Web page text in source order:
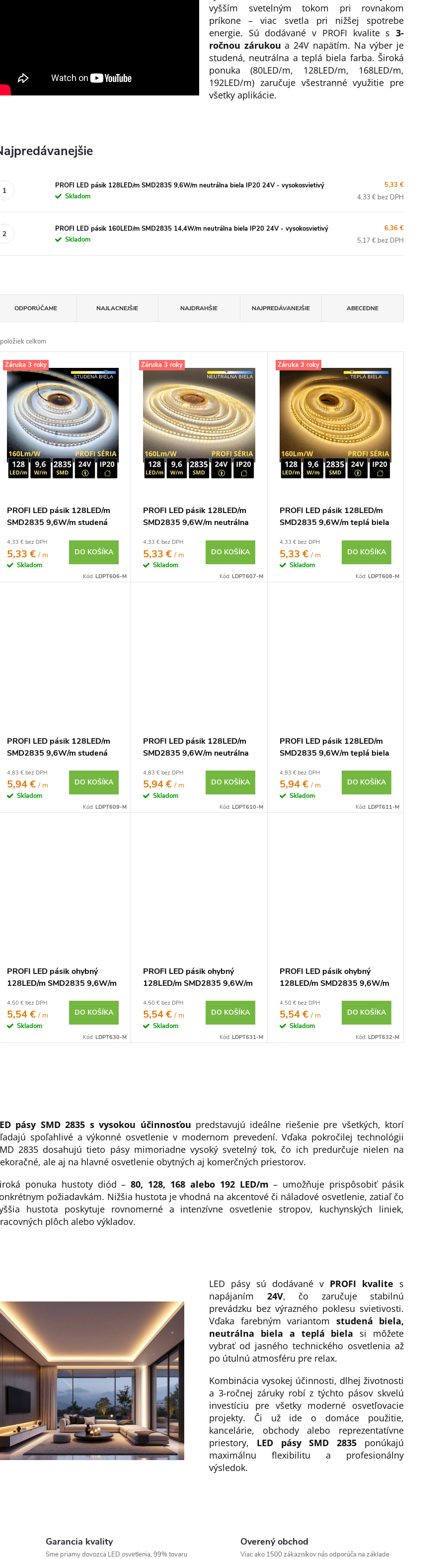
vyšším svetelným tokom pri rovnakom
príkone – viac svetla pri nižšej spotrebe
energie. Sú dodávané v PROFI kvalite s 3-
ročnou zárukou a 24V napätím. Na výber je
studená, neutrálna a teplá biela farba. Široká
ponuka (80LED/m, 128LED/m, 168LED/m,
192LED/m) zaručuje všestranné využitie pre
všetky aplikácie.
PROFI LED pásik 128LED/m SMD2835 9,6W/m neutrálna biela IP20 24V - vysokosvietivý
Skladom
5,33 €
4,33 € bez DPH
PROFI LED pásik 160LED/m SMD2835 14,4W/m neutrálna biela IP20 24V - vysokosvietivý
Skladom
6,36 €
5,17 € bez DPH
ODPORÚČAME NAJLACNEJŠIE NAJDRAHŠIE NAJPREDÁVANEJŠIE ABECEDNE
položiek celkom
Záruka 3 roky
PROFI LED pásik 128LED/m
SMD2835 9,6W/m studená
vysokosvietivý
4,33 € bez DPH
5,33 €/ m
Skladom
DO KOŠÍKA
Kód:LDPT606-M
Záruka 3 roky
PROFI LED pásik 128LED/m
SMD2835 9,6W/m neutrálna
vysokosvietivý
4,33 € bez DPH
5,33 €/ m
Skladom
DO KOŠÍKA
Kód: LDPT607-M
Záruka 3 roky
PROFI LED pásik 128LED/m
SMD2835 9,6W/m teplá biela
4,33 € bez DPH
5,33 €/ m
Skladom
DO KOŠÍKA
Kód: LDPT608-M
PROFI LED pásik 128LED/m
SMD2835 9,6W/m studená
vysokosvietivý
4,83 € bez DPH
5,94 €/ m
Skladom
DO KOŠÍKA
Kód:LDPT609-M
PROFI LED pásik 128LED/m
SMD2835 9,6W/m neutrálna
vysokosvietivý
4,83 € bez DPH
5,94 €/ m
Skladom
DO KOŠÍKA
Kód: LDPT610-M
PROFI LED pásik 128LED/m
SMD2835 9,6W/m teplá biela
4,83 € bez DPH
5,94 €/ m
Skladom
DO KOŠÍKA
Kód: LDPT611-M
PROFI LED pásik ohybný
128LED/m SMD2835 9,6W/m
vysokosvietivý
4,50 € bez DPH
5,54 €/ m
Skladom
DO KOŠÍKA
Kód:LDPT630-M
PROFI LED pásik ohybný
128LED/m SMD2835 9,6W/m
vysokosvietivý
4,50 € bez DPH
5,54 €/ m
Skladom
DO KOŠÍKA
Kód: LDPT631-M
PROFI LED pásik ohybný
128LED/m SMD2835 9,6W/m
vysokosvietivý
4,50 € bez DPH
5,54 €/ m
Skladom
DO KOŠÍKA
Kód: LDPT632-M
u
pásy SMD 2835 s vysokou účinnosťou predstavujú ideálne riešenie pre všetkých, ktorí
spoľahlivé a výkonné osvetlenie v modernom prevedení. Vďaka pokročilej technológii
2835 dosahujú tieto pásy mimoriadne vysoký svetelný tok, čo ich predurčuje nielen na
ale aj na hlavné osvetlenie obytných aj komerčných priestorov.
ponuka hustoty diód –80, 128, 168 alebo 192 LED/m – umožňuje prispôsobiť pásik
požiadavkám. Nižšia hustota je vhodná na akcentové či náladové osvetlenie, zatiaľ čo
hustota poskytuje rovnomerné a intenzívne osvetlenie stropov, kuchynských liniek,
plôch alebo výkladov.
LED pásy sú dodávané v PROFI kvalite s
napájaním 24V, čo zaručuje stabilnú
prevádzku bez výrazného poklesu svietivosti.
Vďaka farebným variantom studená biela,
neutrálna biela a teplá biela si môžete
vybrať od jasného technického osvetlenia až
po útulnú atmosféru pre relax.
Kombinácia vysokej účinnosti, dlhej životnosti
a 3-ročnej záruky robí z týchto pásov skvelú
investíciu pre všetky moderné osvetľovacie
projekty. Či už ide o domáce použitie,
kancelárie, obchody alebo reprezentatívne
priestory, LED pásy SMD 2835 ponúkajú
maximálnu flexibilitu a profesionálny
výsledok.
Garancia kvality
Sme priamy dovozca LED osvetlenia, 99% tovaru
Overený obchod
Viac ako 1500 zákazníkov nás odporúča na základe